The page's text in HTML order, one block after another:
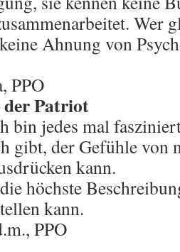
Wer
Ahnung von
PPO
Patriot
bin jedes mal
gibt, der Gefühle von
kann.
höchste
kann.
PPO